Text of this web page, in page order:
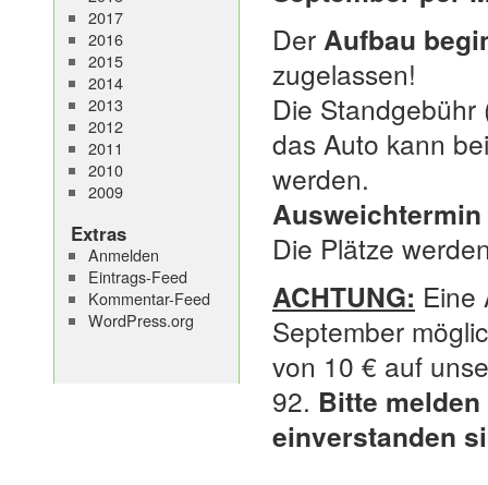
2017
2016
2015
2014
2013
2012
2011
2010
2009
Extras
Anmelden
Eintrags-Feed
Kommentar-Feed
WordPress.org
Der Aufbau
zugelassen!
Die
das Auto kann
werden.
Die Plätze
ACHTUNG: Eine
September
von 10 € auf
92. Bitte
einverstanden